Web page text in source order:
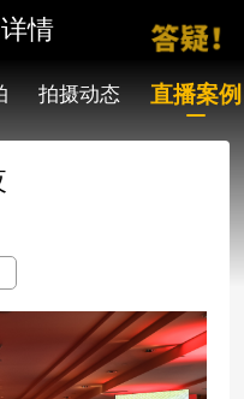
情
拍摄动态 直播案例